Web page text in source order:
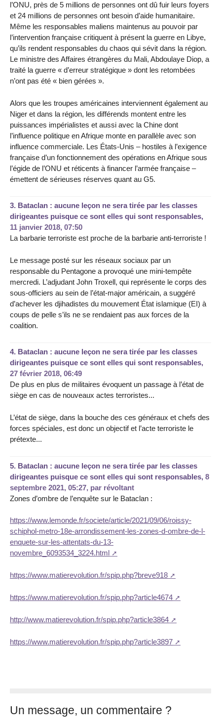
l’ONU, près de 5 millions de personnes ont dû fuir leurs foyers
et 24 millions de personnes ont besoin d’aide humanitaire.
Même les responsables maliens maintenus au pouvoir par
l’intervention française critiquent à présent la guerre en Libye,
qu’ils rendent responsables du chaos qui sévit dans la région.
Le ministre des Affaires étrangères du Mali, Abdoulaye Diop, a
traité la guerre « d’erreur stratégique » dont les retombées
n’ont pas été « bien gérées ».
Alors que les troupes américaines interviennent également au
Niger et dans la région, les différends montent entre les
puissances impérialistes et aussi avec la Chine dont
l’influence politique en Afrique monte en parallèle avec son
influence commerciale. Les États-Unis – hostiles à l’exigence
française d’un fonctionnement des opérations en Afrique sous
l’égide de l’ONU et réticents à financer l’armée française –
émettent de sérieuses réserves quant au G5.
3. Bataclan : aucune leçon ne sera tirée par les classes
dirigeantes puisque ce sont elles qui sont responsables,
11 janvier 2018, 07:50
La barbarie terroriste est proche de la barbarie anti-terroriste !
Le message posté sur les réseaux sociaux par un
responsable du Pentagone a provoqué une mini-tempête
mercredi. L’adjudant John Troxell, qui représente le corps des
sous-officiers au sein de l’état-major américain, a suggéré
d’achever les djihadistes du mouvement État islamique (EI) à
coups de pelle s’ils ne se rendaient pas aux forces de la
coalition.
4. Bataclan : aucune leçon ne sera tirée par les classes
dirigeantes puisque ce sont elles qui sont responsables,
27 février 2018, 06:49
De plus en plus de militaires évoquent un passage à l’état de
siège en cas de nouveaux actes terroristes...
L’état de siège, dans la bouche des ces généraux et chefs des
forces spéciales, est donc un objectif et l’acte terroriste le
prétexte...
5. Bataclan : aucune leçon ne sera tirée par les classes
dirigeantes puisque ce sont elles qui sont responsables, 8
septembre 2021, 05:27, par révoltant
Zones d’ombre de l’enquête sur le Bataclan :
https://www.lemonde.fr/societe/article/2021/09/06/roissy-
schiphol-metro-18e-arrondissement-les-zones-d-ombre-de-l-
enquete-sur-les-attentats-du-13-
novembre_6093534_3224.html
https://www.matierevolution.fr/spip.php?breve918
https://www.matierevolution.fr/spip.php?article4674
http://www.matierevolution.fr/spip.php?article3864
https://www.matierevolution.fr/spip.php?article3897
Un message, un commentaire ?